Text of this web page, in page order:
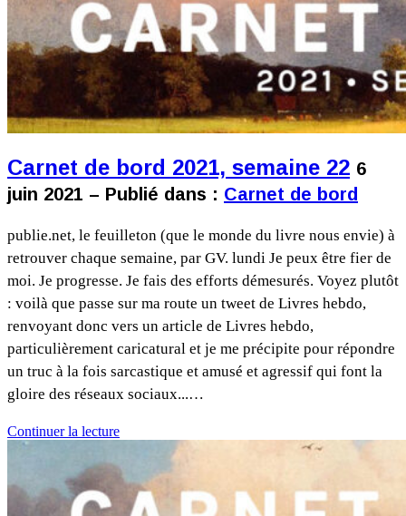
Carnet de bord 2021, semaine 22 6
juin 2021 – Publié dans : Carnet de bord
publie.net, le feuilleton (que le monde du livre nous envie) à
retrouver chaque semaine, par GV. lundi Je peux être fier de
moi. Je progresse. Je fais des efforts démesurés. Voyez plutôt
: voilà que passe sur ma route un tweet de Livres hebdo,
renvoyant donc vers un article de Livres hebdo,
particulièrement caricatural et je me précipite pour répondre
un truc à la fois sarcastique et amusé et agressif qui font la
gloire des réseaux sociaux...…
Continuer la lecture